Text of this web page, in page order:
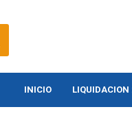
INICIO LIQUIDACION